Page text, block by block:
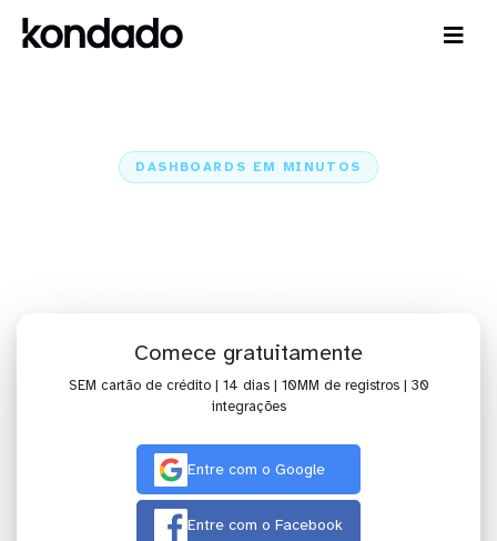
DASHBOARDS EM MINUTOS
Comece gratuitamente
SEM cartão de crédito | 14 dias | 10MM de registros | 30
integrações
Entre com o Google
Entre com o Facebook